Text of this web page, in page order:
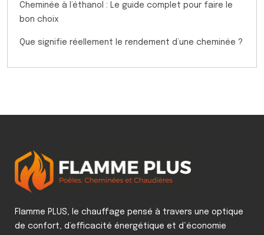
Cheminée à l’éthanol : Le guide complet pour faire le
bon choix
Que signifie réellement le rendement d’une cheminée ?
Flamme PLUS, le chauffage pensé à travers une optique
de confort, d’efficacité énergétique et d‘économie